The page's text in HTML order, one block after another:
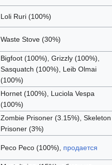
Loli Ruri (100%)
Waste Stove (30%)
Bigfoot (100%), Grizzly (100%),
Sasquatch (100%), Leib Olmai
(100%)
Hornet (100%), Luciola Vespa
(100%)
Zombie Prisoner (3.15%), Skeleton
Prisoner (3%)
Peco Peco (100%), продается